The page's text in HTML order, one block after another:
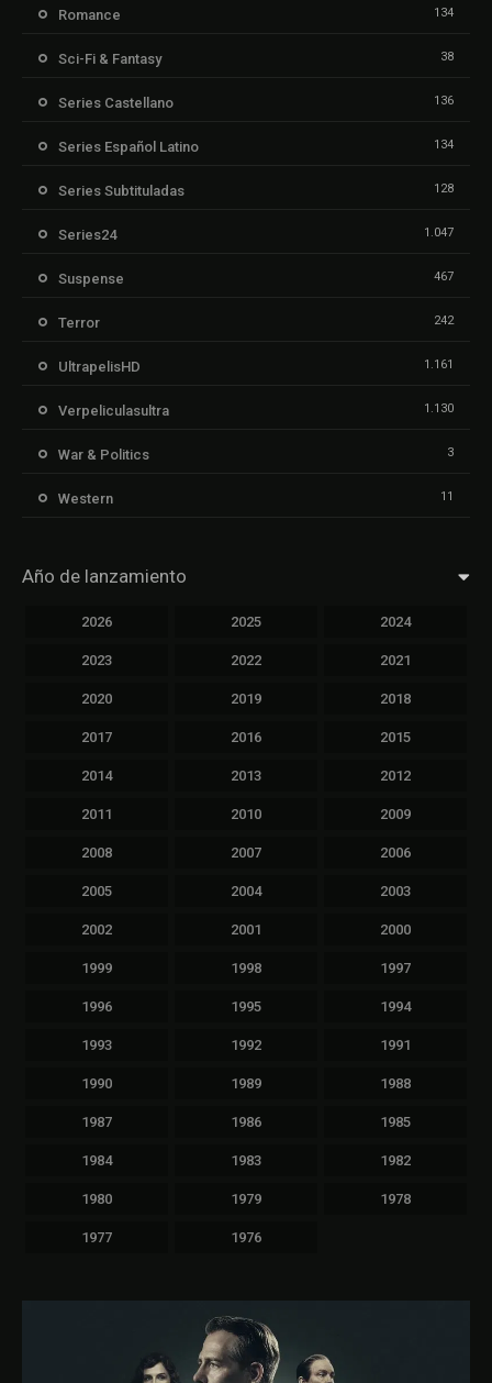
Romance 134
Sci-Fi & Fantasy 38
Series Castellano 136
Series Español Latino 134
Series Subtituladas 128
Series24 1.047
Suspense 467
Terror 242
UltrapelisHD 1.161
Verpeliculasultra 1.130
War & Politics 3
Western 11
Año de lanzamiento
2026 2025 2024
2023 2022 2021
2020 2019 2018
2017 2016 2015
2014 2013 2012
2011 2010 2009
2008 2007 2006
2005 2004 2003
2002 2001 2000
1999 1998 1997
1996 1995 1994
1993 1992 1991
1990 1989 1988
1987 1986 1985
1984 1983 1982
1980 1979 1978
1977 1976